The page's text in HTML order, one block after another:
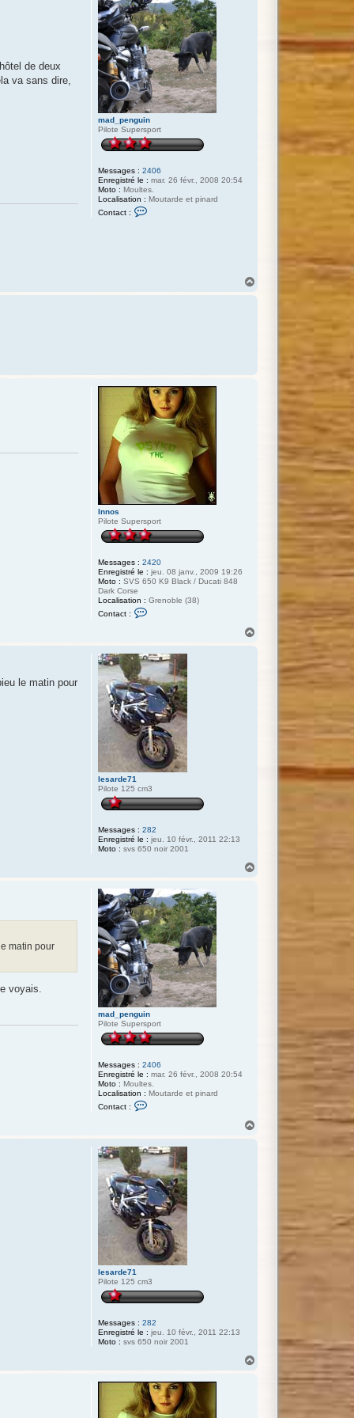
mad_penguin
Pilote Supersport
Messages : 2406
Enregistré le : mar. 26 févr., 2008 20:54
Moto : Moultes.
Localisation : Moutarde et pinard
Contact :
m
n
de deux
va sans dire,
Innos
Pilote Supersport
Messages : 2420
Enregistré le : jeu. 08 janv., 2009 19:26
Moto : SVS 650 K9 Black / Ducati 848
Dark Corse
Localisation : Grenoble (38)
Contact :
a
c
t
e
r
I
n
o
s
lesarde71
Pilote 125 cm3
Messages : 282
Enregistré le : jeu. 10 févr., 2011 22:13
Moto : svs 650 noir 2001
le matin pour
mad_penguin
Pilote Supersport
Messages : 2406
Enregistré le : mar. 26 févr., 2008 20:54
Moto : Moultes.
Localisation : Moutarde et pinard
Contact :
a
c
t
e
r
m
d
_
p
e
n
g
u
n
matin pour
voyais.
lesarde71
Pilote 125 cm3
Messages : 282
Enregistré le : jeu. 10 févr., 2011 22:13
Moto : svs 650 noir 2001